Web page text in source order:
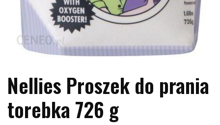
Nellies Proszek do prania
torebka 726 g